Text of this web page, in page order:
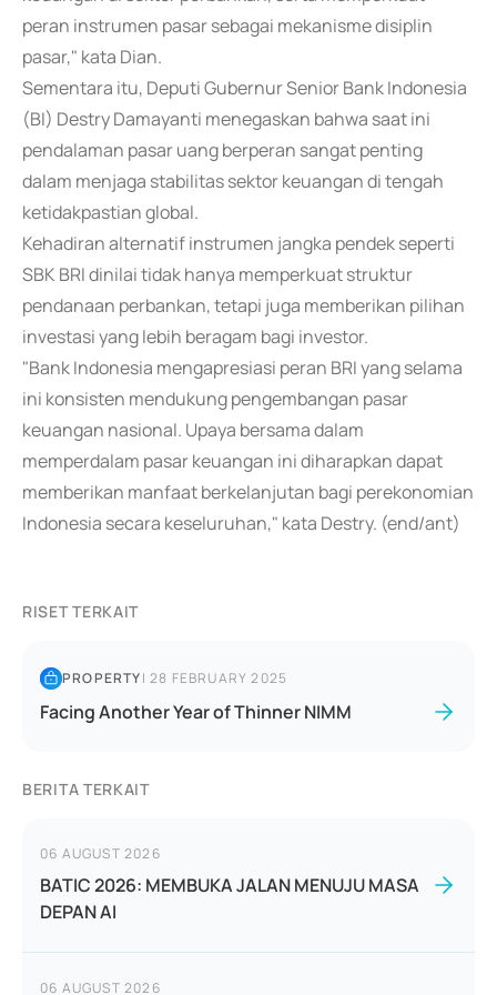
peran instrumen pasar sebagai mekanisme disiplin
pasar," kata Dian.
Sementara itu, Deputi Gubernur Senior Bank Indonesia
(BI) Destry Damayanti menegaskan bahwa saat ini
pendalaman pasar uang berperan sangat penting
dalam menjaga stabilitas sektor keuangan di tengah
ketidakpastian global.
Kehadiran alternatif instrumen jangka pendek seperti
SBK BRI dinilai tidak hanya memperkuat struktur
pendanaan perbankan, tetapi juga memberikan pilihan
investasi yang lebih beragam bagi investor.
"Bank Indonesia mengapresiasi peran BRI yang selama
ini konsisten mendukung pengembangan pasar
keuangan nasional. Upaya bersama dalam
memperdalam pasar keuangan ini diharapkan dapat
memberikan manfaat berkelanjutan bagi perekonomian
Indonesia secara keseluruhan," kata Destry. (end/ant)
RISET TERKAIT
PROPERTY|28 FEBRUARY 2025
Facing Another Year of Thinner NIMM
BERITA TERKAIT
06 AUGUST 2026
BATIC 2026: MEMBUKA JALAN MENUJU MASA
DEPAN AI
06 AUGUST 2026